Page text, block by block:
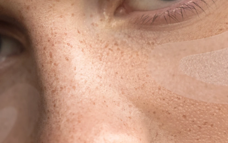
Войти
Профиль пользователя
Мои приборы
Мои заказы
Мои адреса
Мои подписки
НОВИНКА
FAQ™ Pure Beauty-Tech Elixir
BREAKING NEWS
issa™ Teeth Whitening Set
Язык
English Deutsch
Español
Français
Italiano
Português
Svenska
Русский
简体中文 繁體中文